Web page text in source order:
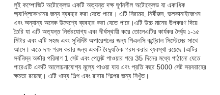
লুই কম্পোজিট অটোক্লেভ একটি অত্যন্ত দক্ষ ঘূর্ণনশীল অটোক্লেভ যা একাধিক
অ্যাপ্লিকেশনের জন্য ব্যবহার করা যেতে পারে। এটি নিরাময়, নির্বীজন, ভলকানাইজেশন
এবং অন্যান্য অনেক উদ্দেশ্যে ব্যবহার করা যেতে পারে।এটি উচ্চ মানের উপকরণ দিয়ে
তৈরি যা এটি অত্যন্ত নির্ভরযোগ্য এবং দীর্ঘস্থায়ী করে তোলেএটির কার্যকর দৈর্ঘ্য ১-১৫
মিটার এবং এটি সহজ এবং সুনির্দিষ্ট অপারেশনের জন্য পিএলসি কন্ট্রোল সিস্টেমের সাথে
আসে। এতে দক্ষ গরম করার জন্য একটি বৈদ্যুতিক গরম করার ব্যবস্থা রয়েছে।এটির
সর্বনিম্ন অর্ডার পরিমাণ 1 সেট এবং পেমেন্ট পাওয়ার পরে 35 দিনের মধ্যে পাঠানো যেতে
পারেএটি একটি আলোচনাযোগ্য মূল্যে পাওয়া যায় এবং প্রতি বছর 5000 সেট সরবরাহের
ক্ষমতা রয়েছে। এটি খাদ্য শিল্প এবং রাবার শিল্পের জন্য নিখুঁত।